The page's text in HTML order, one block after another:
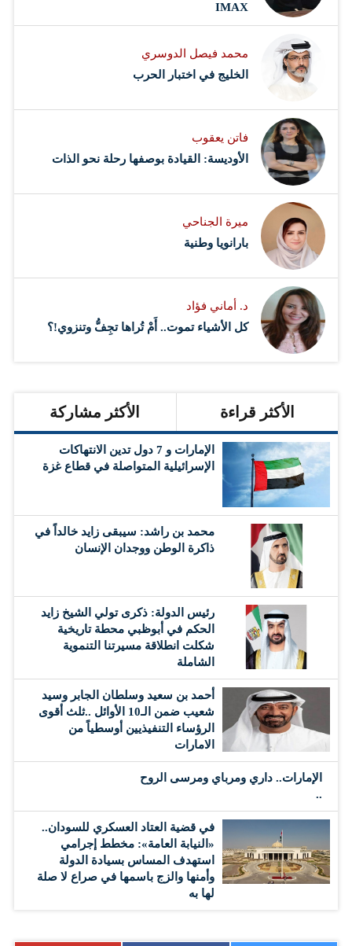
IMAX
محمد فيصل الدوسري ​
‏الخليج في اختبار الحرب
فاتن يعقوب
الأوديسة: القيادة بوصفها رحلة نحو الذات
ميرة الجناحي
بارانويا وطنية
د. أماني فؤاد
كل الأشياء تموت.. أَمْ تُراها تجِفُّ وتنزوي!؟
الأكثر قراءة الأكثر مشاركة
الإمارات و 7 دول تدين الانتهاكات
الإسرائيلية المتواصلة في قطاع غزة
محمد بن راشد: سيبقى زايد خالداً في
ذاكرة الوطن ووجدان الإنسان
رئيس الدولة: ذكرى تولي الشيخ زايد
الحكم في أبوظبي محطة تاريخية
شكلت انطلاقة مسيرتنا التنموية
الشاملة
أحمد بن سعيد وسلطان الجابر وسيد
شعيب ضمن الـ10 الأوائل ..ثلث أقوى
الرؤساء التنفيذيين أوسطياً من
الامارات
الإمارات.. داري ومرباي ومرسى الروح
..
في قضية العتاد العسكري للسودان..
«النيابة العامة»: مخطط إجرامي
استهدف المساس بسيادة الدولة
وأمنها والزج باسمها في صراع لا صلة
لها به